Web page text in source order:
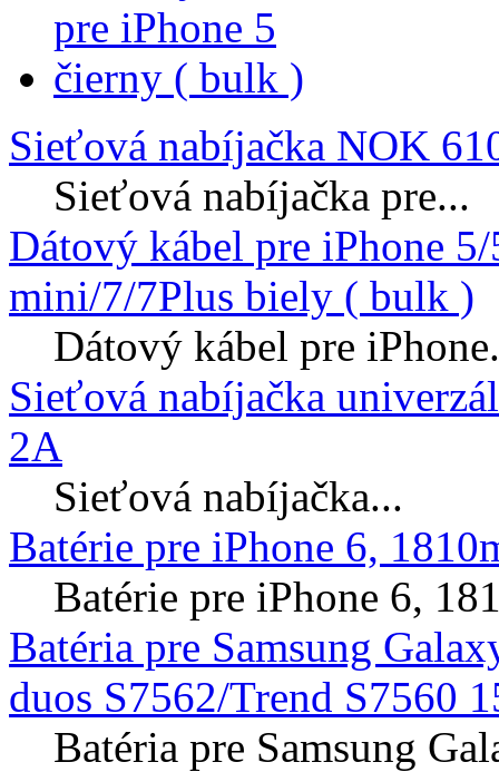
Sieťová nabíjačka NOK
Sieťová nabíjačka pre...
Dátový kábel pre iPhone
mini/7/7Plus biely ( bulk )
Dátový kábel pre
Sieťová nabíjačka
2A
Sieťová nabíjačka...
Batérie pre iPhone 6,
Batérie pre iPhone 6,
Batéria pre Samsung
duos S7562/Trend S7560
Batéria pre Samsung